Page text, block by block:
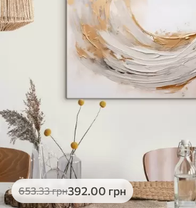
653.33грн392.00 грн